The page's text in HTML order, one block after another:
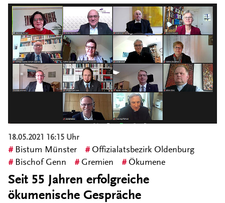
18.05.2021 16:15 Uhr
Bistum Münster
Offizialatsbezirk Oldenburg
Bischof Genn
Gremien Ökumene
Seit 55 Jahren erfolgreiche
ökumenische Gespräche